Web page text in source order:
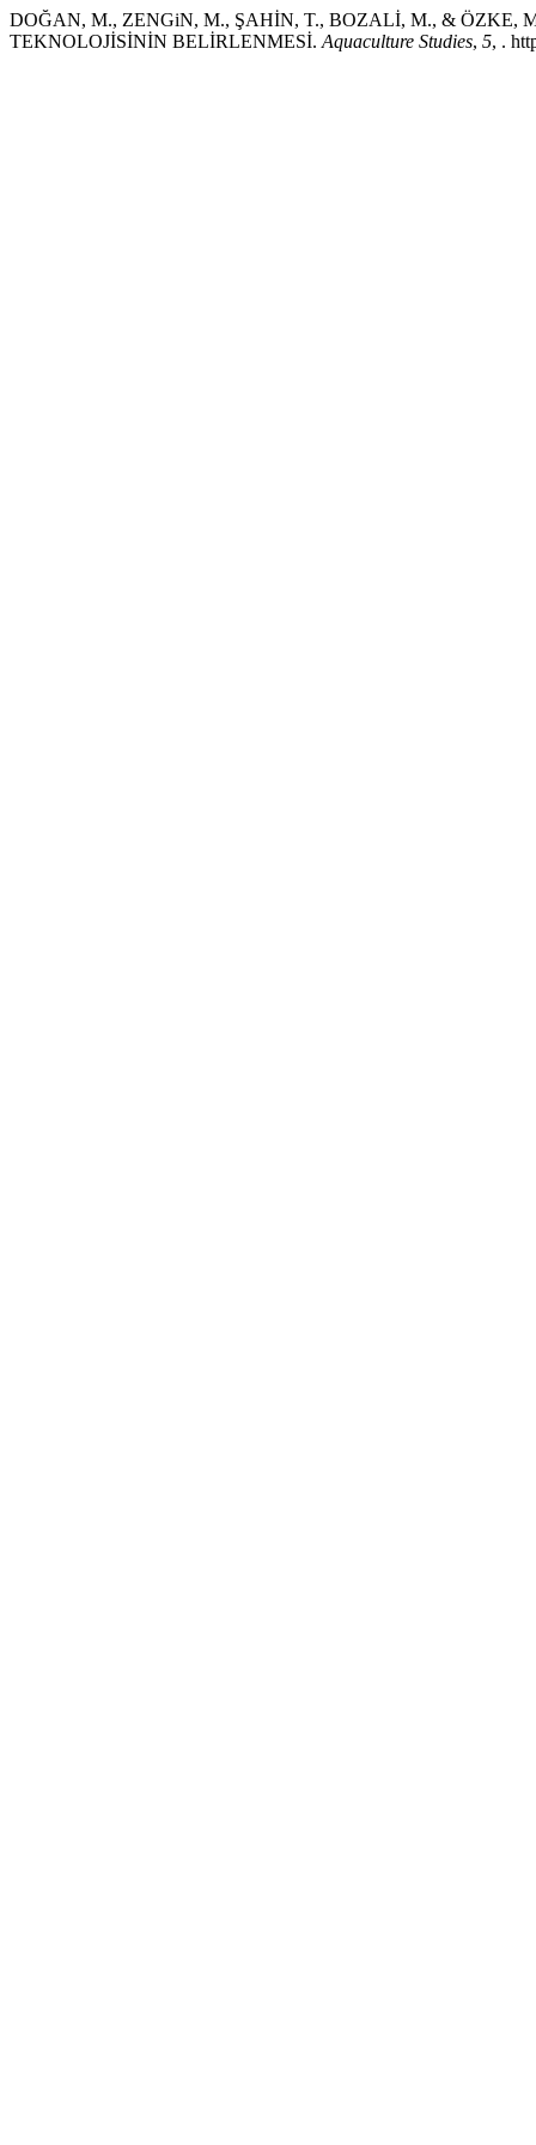
DOĞAN, M., ZENGiN, M., ŞAHİN, T., BOZALİ, M., & ÖZKE,
TEKNOLOJİSİNİN BELİRLENMESİ. Aquaculture Studies, 5, .